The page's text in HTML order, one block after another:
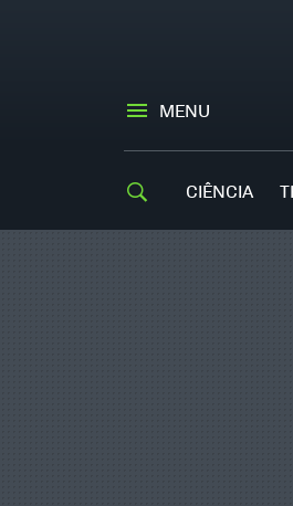
MENU
CIÊNCIA